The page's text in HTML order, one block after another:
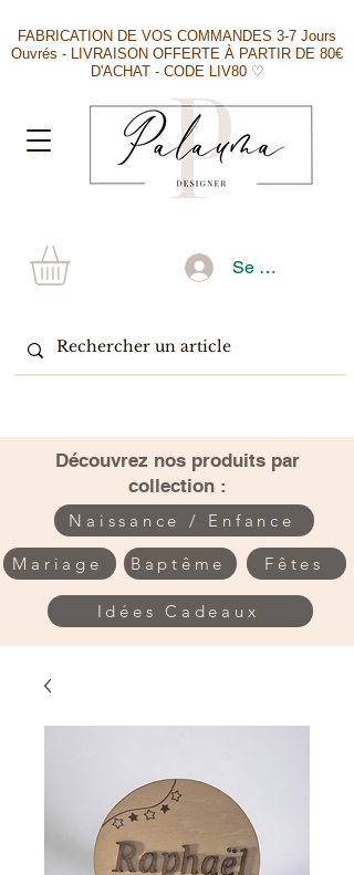
FABRICATION DE VOS COMMANDES 3-7 Jours
Ouvrés - LIVRAISON OFFERTE À PARTIR DE 80€
D'ACHAT - CODE LIV80 ♡
Se connecter
​Découvrez nos produits par
collection :
Naissance / Enfance
Mariage Baptême Fêtes
Idées Cadeaux